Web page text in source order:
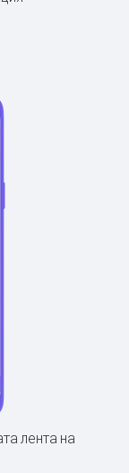
лента на